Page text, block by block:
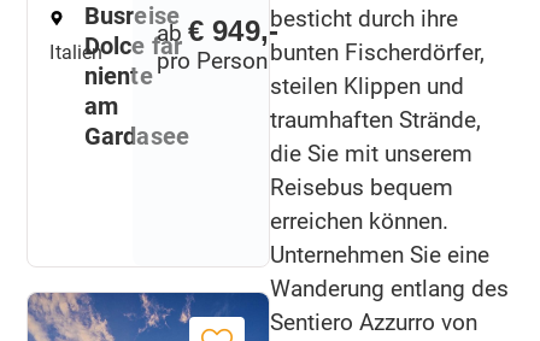
Italien
Busreise
Dolce far
niente
am
Gardasee
ab € 949,-
pro Person
besticht durch ihre
bunten Fischerdörfer,
steilen Klippen und
traumhaften Strände,
die Sie mit unserem
Reisebus bequem
erreichen können.
Unternehmen Sie eine
Wanderung entlang des
Sentiero Azzurro von